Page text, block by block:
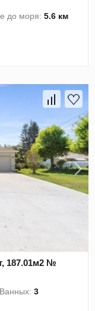
до моря:5.6 км
187.01м2 №
Ванных:3